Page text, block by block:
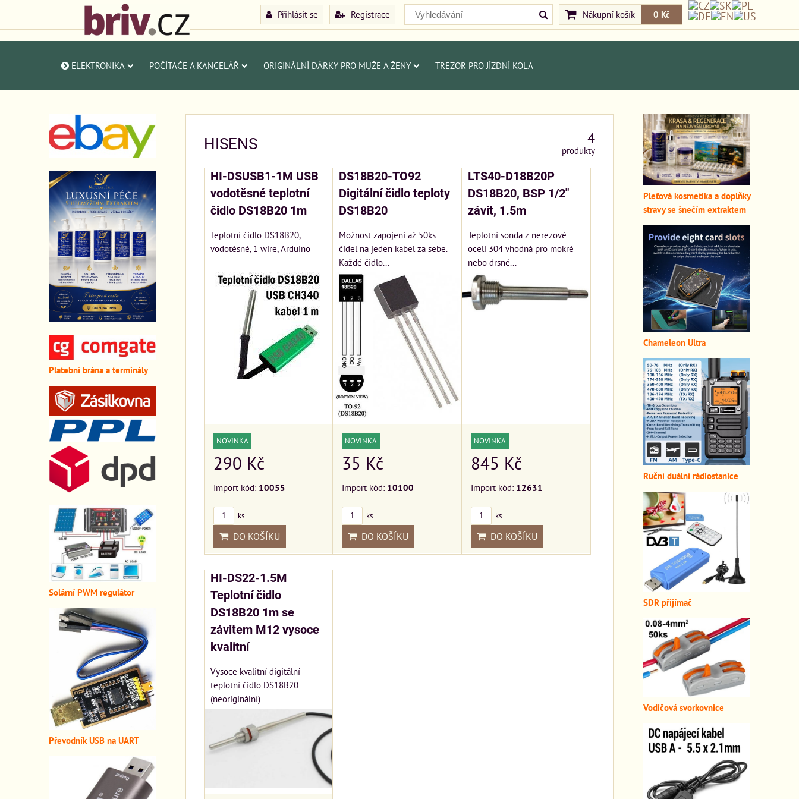
Přihlásit se Registrace Nákupní košík 0 Kč
ELEKTRONIKA POČÍTAČE A KANCELÁŘ ORIGINÁLNÍ DÁRKY PRO MUŽE A ŽENY TREZOR PRO JÍZDNÍ KOLA
HISENS 4
produkty
HI-DSUSB1-1M USB
vodotěsné teplotní
čidlo DS18B20 1m
Teplotní čidlo DS18B20,
vodotěsné, 1 wire, Arduino
NOVINKA
290 Kč
Import kód: 10055
ks
DO KOŠÍKU
DS18B20-TO92
Digitální čidlo teploty
DS18B20
Možnost zapojení až 50ks
čidel na jeden kabel za sebe.
Každé čidlo...
NOVINKA
35 Kč
Import kód: 10100
ks
DO KOŠÍKU
LTS40-D18B20P
DS18B20, BSP 1/2"
závit, 1.5m
Teplotní sonda z nerezové
oceli 304 vhodná pro mokré
nebo drsné...
NOVINKA
845 Kč
Import kód: 12631
ks
DO KOŠÍKU
HI-DS22-1.5M
Teplotní čidlo
DS18B20 1m se
závitem M12 vysoce
kvalitní
Vysoce kvalitní digitální
teplotní čidlo DS18B20
(neoriginální)
Platební brána a terminály
Solární PWM regulátor
Převodník USB na UART
Pleťová kosmetika a doplňky
stravy se šnečím extraktem
Chameleon Ultra
Ruční duální rádiostanice
SDR přijímač
Vodičová svorkovnice